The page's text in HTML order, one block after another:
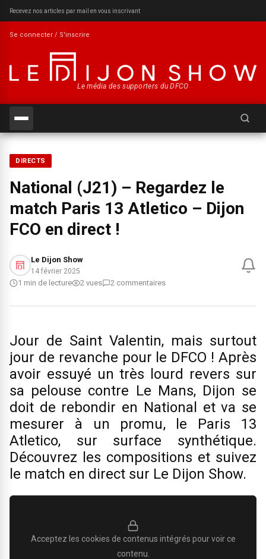
Recevez nos articles par mail en vous inscrivant
Se connecter / S'inscrire
Le média des supporters du DFCO
DIRECTS
National (J21) – Regardez le
match Paris 13 Atletico – Dijon
FCO en direct !
Le Dijon Show
14 février 2025
1 min de lecture 2 vues 2 commentaires
Jour de Saint Valentin, mais surtout
jour de revanche pour le DFCO ! Après
avoir essuyé un très lourd revers sur
sa pelouse contre Le Mans, Dijon se
doit de rebondir en National et va se
mesurer à un promu, le Paris 13
Atletico, sur surface synthétique.
Découvrez les compositions et suivez
le match en direct sur Le Dijon Show.
Acceptez les cookies de contenus intégrés pour voir ce
contenu.